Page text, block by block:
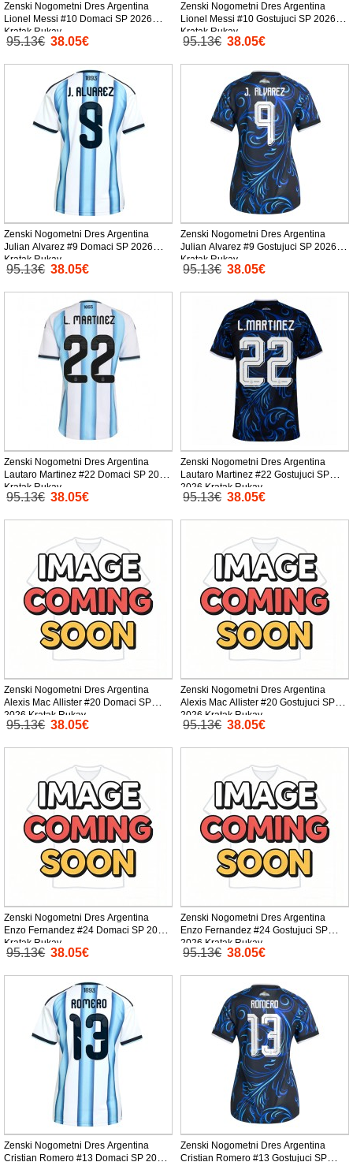
Zenski Nogometni Dres Argentina
Lionel Messi #10 Domaci SP 2026
Kratak Rukav
95.13€ 38.05€
Zenski Nogometni Dres Argentina
Lionel Messi #10 Gostujuci SP 2026
Kratak Rukav
95.13€ 38.05€
Zenski Nogometni Dres Argentina
Julian Alvarez #9 Domaci SP 2026
Kratak Rukav
95.13€ 38.05€
Zenski Nogometni Dres Argentina
Julian Alvarez #9 Gostujuci SP 2026
Kratak Rukav
95.13€ 38.05€
Zenski Nogometni Dres Argentina
Lautaro Martinez #22 Domaci SP 2026
Kratak Rukav
95.13€ 38.05€
Zenski Nogometni Dres Argentina
Lautaro Martinez #22 Gostujuci SP
2026 Kratak Rukav
95.13€ 38.05€
Zenski Nogometni Dres Argentina
Alexis Mac Allister #20 Domaci SP
2026 Kratak Rukav
95.13€ 38.05€
Zenski Nogometni Dres Argentina
Alexis Mac Allister #20 Gostujuci SP
2026 Kratak Rukav
95.13€ 38.05€
Zenski Nogometni Dres Argentina
Enzo Fernandez #24 Domaci SP 2026
Kratak Rukav
95.13€ 38.05€
Zenski Nogometni Dres Argentina
Enzo Fernandez #24 Gostujuci SP
2026 Kratak Rukav
95.13€ 38.05€
Zenski Nogometni Dres Argentina
Cristian Romero #13 Domaci SP 2026
Zenski Nogometni Dres Argentina
Cristian Romero #13 Gostujuci SP